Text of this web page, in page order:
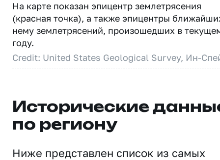
На карте показан эпицентр землетрясения
(красная точка), а также эпицентры
нему землетрясений, произошедших в
году.
Credit: United States Geological Survey, Ин-
Исторические
по региону
Ниже представлен список из самых